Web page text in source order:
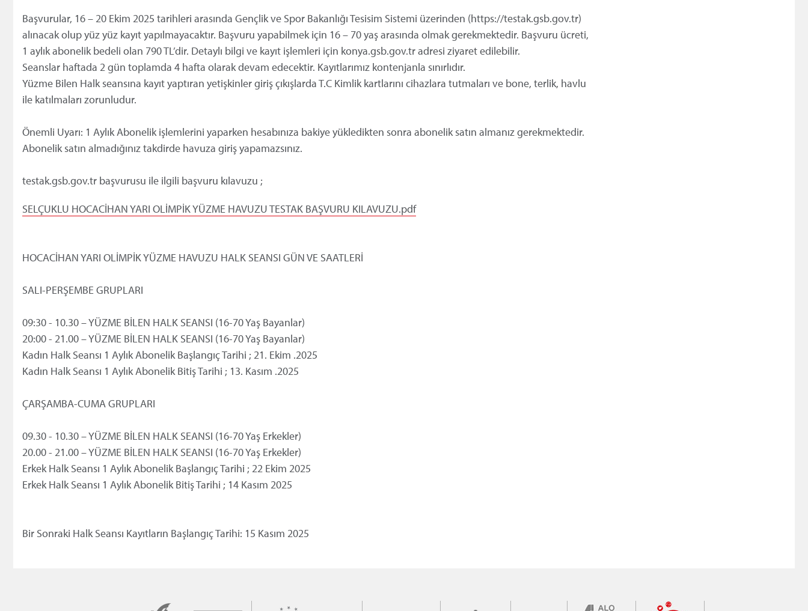
Başvurular, 16 – 20 Ekim 2025 tarihleri arasında Gençlik ve Spor Bakanlığı Tesisim Sistemi üzerinden (https://testak.gsb.gov.tr)
alınacak olup yüz yüz kayıt yapılmayacaktır. Başvuru yapabilmek için 16 – 70 yaş arasında olmak gerekmektedir. Başvuru ücreti,
1 aylık abonelik bedeli olan 790 TL’dir. Detaylı bilgi ve kayıt işlemleri için konya.gsb.gov.tr adresi ziyaret edilebilir.
Seanslar haftada 2 gün toplamda 4 hafta olarak devam edecektir. Kayıtlarımız kontenjanla sınırlıdır.
Yüzme Bilen Halk seansına kayıt yaptıran yetişkinler giriş çıkışlarda T.C Kimlik kartlarını cihazlara tutmaları ve bone, terlik, havlu
ile katılmaları zorunludur.
Önemli Uyarı: 1 Aylık Abonelik işlemlerini yaparken hesabınıza bakiye yükledikten sonra abonelik satın almanız gerekmektedir.
Abonelik satın almadığınız takdirde havuza giriş yapamazsınız.
testak.gsb.gov.tr başvurusu ile ilgili başvuru kılavuzu ;
SELÇUKLU HOCACİHAN YARI OLİMPİK YÜZME HAVUZU TESTAK BAŞVURU KILAVUZU.pdf
HOCACİHAN YARI OLİMPİK YÜZME HAVUZU HALK SEANSI GÜN VE SAATLERİ
SALI-PERŞEMBE GRUPLARI
09:30 - 10.30 – YÜZME BİLEN HALK SEANSI (16-70 Yaş Bayanlar)
20:00 - 21.00 – YÜZME BİLEN HALK SEANSI (16-70 Yaş Bayanlar)
Kadın Halk Seansı 1 Aylık Abonelik Başlangıç Tarihi ; 21. Ekim .2025
Kadın Halk Seansı 1 Aylık Abonelik Bitiş Tarihi ; 13. Kasım .2025
ÇARŞAMBA-CUMA GRUPLARI
09.30 - 10.30 – YÜZME BİLEN HALK SEANSI (16-70 Yaş Erkekler)
20.00 - 21.00 – YÜZME BİLEN HALK SEANSI (16-70 Yaş Erkekler)
Erkek Halk Seansı 1 Aylık Abonelik Başlangıç Tarihi ; 22 Ekim 2025
Erkek Halk Seansı 1 Aylık Abonelik Bitiş Tarihi ; 14 Kasım 2025
Bir Sonraki Halk Seansı Kayıtların Başlangıç Tarihi: 15 Kasım 2025